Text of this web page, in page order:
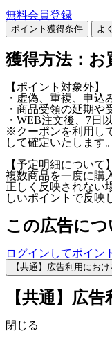
無料会員登録
ポイント獲得条件 よ
獲得方法：お
【ポイント対象外】
・虚偽、重複、申
・商品受領の延期や
・WEB注文後、7日
※クーポンを利用し
して確定いたします。
【予定明細について】
複数商品を一度に購
正しく反映されない
しいポイントで反映
この広告に
ログインしてポイン
【共通】広告利用にお
【共通】広
閉じる